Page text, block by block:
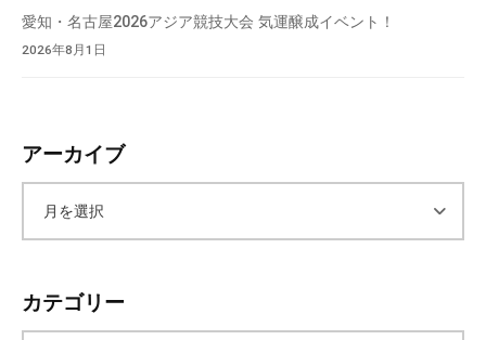
愛知・名古屋2026アジア競技大会 気運醸成イベント！
2026年8月1日
アーカイブ
カ
カテゴリー